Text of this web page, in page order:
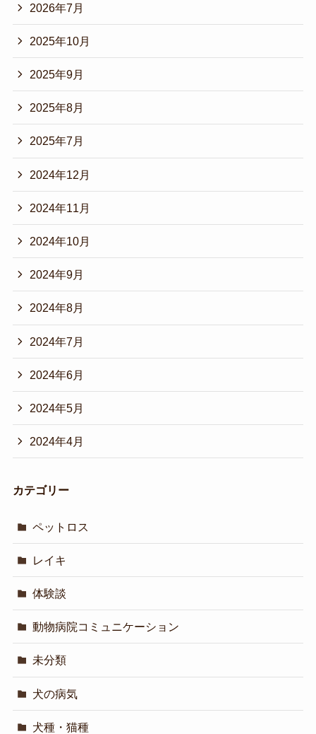
2026年7月
2025年10月
2025年9月
2025年8月
2025年7月
2024年12月
2024年11月
2024年10月
2024年9月
2024年8月
2024年7月
2024年6月
2024年5月
2024年4月
カテゴリー
ペットロス
レイキ
体験談
動物病院コミュニケーション
未分類
犬の病気
犬種・猫種